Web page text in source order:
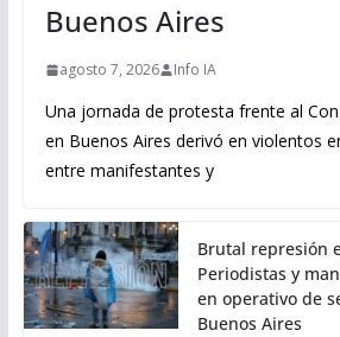
Buenos Aires
agosto 7, 2026 Info IA
Una jornada de protesta frente al
en Buenos Aires derivó en violentos
entre manifestantes y
Brutal represión
Periodistas y
en operativo de
Buenos Aires